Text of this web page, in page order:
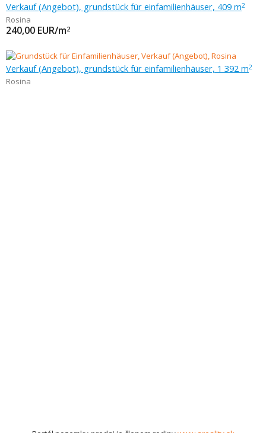
Verkauf (Angebot), grundstück für einfamilienhäuser, 409 m2
Rosina
240,00 EUR/m2
Verkauf (Angebot), grundstück für einfamilienhäuser, 1 392 m2
Rosina